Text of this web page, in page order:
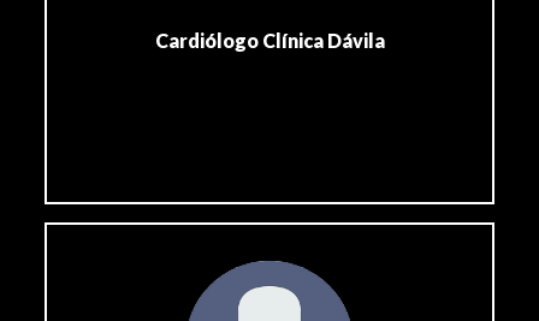
Cardiólogo Clínica Dávila